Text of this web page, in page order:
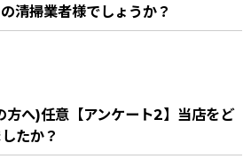
清掃業者様でしょうか？
方へ)任意【アンケート2】当店をど
たか？